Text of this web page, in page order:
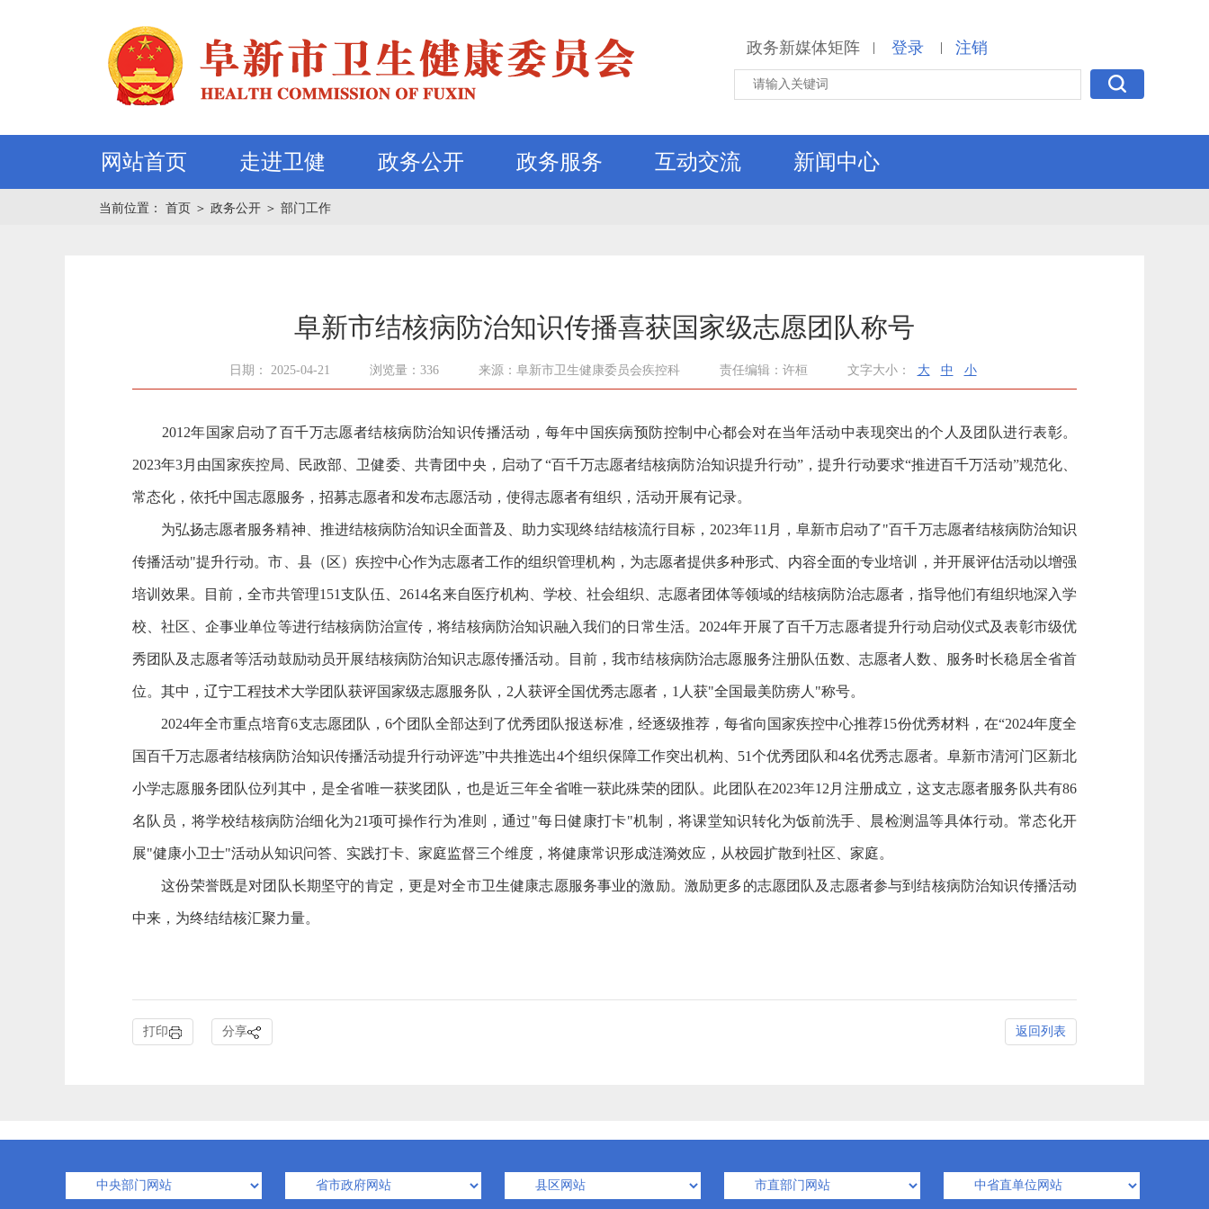
政务新媒体矩阵 | 登录 | 注销
网站首页 走进卫健 政务公开 政务服务 互动交流 新闻中心
当前位置： 首页 ＞ 政务公开 ＞ 部门工作
阜新市结核病防治知识传播喜获国家级志愿团队称号
日期： 2025-04-21 浏览量：336 来源：阜新市卫生健康委员会疾控科 责任编辑：许桓 文字大小： 大 中 小
2012年国家启动了百千万志愿者结核病防治知识传播活动，每年中国疾病预防控制中心都会对在当年活动中表现突出的个人及团队进行表彰。
2023年3月由国家疾控局、民政部、卫健委、共青团中央，启动了“百千万志愿者结核病防治知识提升行动”，提升行动要求“推进百千万活动”规范化、
常态化，依托中国志愿服务，招募志愿者和发布志愿活动，使得志愿者有组织，活动开展有记录。
为弘扬志愿者服务精神、推进结核病防治知识全面普及、助力实现终结结核流行目标，2023年11月，阜新市启动了"百千万志愿者结核病防治知识
传播活动"提升行动。市、县（区）疾控中心作为志愿者工作的组织管理机构，为志愿者提供多种形式、内容全面的专业培训，并开展评估活动以增强
培训效果。目前，全市共管理151支队伍、2614名来自医疗机构、学校、社会组织、志愿者团体等领域的结核病防治志愿者，指导他们有组织地深入学
校、社区、企事业单位等进行结核病防治宣传，将结核病防治知识融入我们的日常生活。2024年开展了百千万志愿者提升行动启动仪式及表彰市级优
秀团队及志愿者等活动鼓励动员开展结核病防治知识志愿传播活动。目前，我市结核病防治志愿服务注册队伍数、志愿者人数、服务时长稳居全省首
位。其中，辽宁工程技术大学团队获评国家级志愿服务队，2人获评全国优秀志愿者，1人获"全国最美防痨人"称号。
2024年全市重点培育6支志愿团队，6个团队全部达到了优秀团队报送标准，经逐级推荐，每省向国家疾控中心推荐15份优秀材料，在“2024年度全
国百千万志愿者结核病防治知识传播活动提升行动评选”中共推选出4个组织保障工作突出机构、51个优秀团队和4名优秀志愿者。阜新市清河门区新北
小学志愿服务团队位列其中，是全省唯一获奖团队，也是近三年全省唯一获此殊荣的团队。此团队在2023年12月注册成立，这支志愿者服务队共有86
名队员，将学校结核病防治细化为21项可操作行为准则，通过"每日健康打卡"机制，将课堂知识转化为饭前洗手、晨检测温等具体行动。常态化开
展"健康小卫士"活动从知识问答、实践打卡、家庭监督三个维度，将健康常识形成涟漪效应，从校园扩散到社区、家庭。
这份荣誉既是对团队长期坚守的肯定，更是对全市卫生健康志愿服务事业的激励。激励更多的志愿团队及志愿者参与到结核病防治知识传播活动
中来，为终结结核汇聚力量。
打印 分享 返回列表